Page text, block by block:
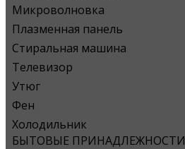
Микроволновка
Плазменная панель
Стиральная машина
Телевизор
Утюг
Фен
Холодильник
БЫТОВЫЕ ПРИНАДЛЕЖНОСТИ